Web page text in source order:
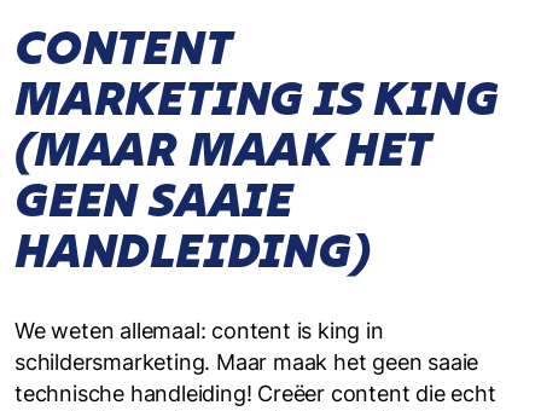
CONTENT
MARKETING IS KING
(MAAR MAAK HET
GEEN SAAIE
HANDLEIDING)
We weten allemaal: content is king in
schildersmarketing. Maar maak het geen saaie
technische handleiding! Creëer content die echt